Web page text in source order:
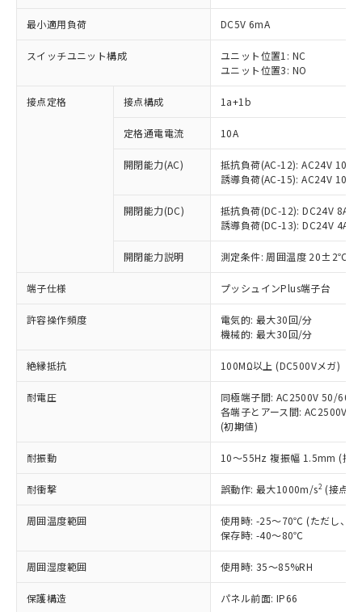
最小適用負荷 DC5V 6mA
スイッチユニット構成
ユニット位置1: NC
ユニット位置3: NO
接点定格 接点構成 1a+1b
定格通電電流 10A
開閉能力(AC)
抵抗負荷(AC-12): AC24V 10A/
誘導負荷(AC-15): AC24V
開閉能力(DC)
抵抗負荷(DC-12): DC24V 8A/
誘導負荷(DC-13): DC24V 4A/
開閉能力説明 測定条件: 周囲温度 20±2℃、
端子仕様 プッシュインPlus端子台
許容操作頻度
電気的: 最大30回/分
機械的: 最大30回/分
絶縁抵抗 100MΩ以上 (DC500Vメガ)
耐電圧
同極端子間: AC2500V 50/
各端子とアース間: AC2500V
(初期値)
耐振動 10～55Hz 複振幅 1.5mm (接
耐衝撃 誤動作: 最大1000m/s2 (接点
周囲温度範囲
使用時: -25～70℃ (ただし、氷
保存時: -40～80℃
周囲湿度範囲 使用時: 35～85%RH
保護構造 パネル前面: IP66
ご利用条件
以下の条件をお読みいただき、同意のうえ
ご利用ください。
本サービスは、当社制御機器事業取扱
商品の当社在庫状況および標準価格
(税抜)を提供させていただくもので
本サービスの対象外となる商品もある
ことをご了承ください。
在庫状況および標準価格照会結果は、
記載している更新日時点での社内デー
タに基づき作成されるものであり、閲
覧された時点での実際の在庫および標
準価格とは異なる場合があることをご
※1 対応状況
対応済み：EU RoHS指令（10物質）の
非含有に対応した製品が提供可能な商品で
対応予定：EU RoHS指令（10物質）の非含
有に対応した製品に切り替える予定のある
商品です。
対応予定なし：EU RoHS指令（10物質）の
非含有に非対応の商品で、対応品を出す予
定はありません。
調査・確認中：EU RoHS指令（10物質）の
非含有の対応状況を調査中または確認中の
非該当品：ライセンス料など無形物で、有
害物質有無と関係のない商品です。
仕入先様の事情により、非含有部品として
いたものが、含有品と判明した場合などや
ミウム(Cd) 100ppm以下、
六価クロム(Cr(Ⅵ)) 1000ppm以下、ポリ臭化ビフェニル
類(PBB) 1000ppm以下、ポリ臭化ジフェニルエーテル類
(PBDE) 1000ppm以下、フタル酸ビス(2-エチルヘキシ
「○」：最大均質材料含有率が中国RoHSの
基準値以下であることを示します。
「×」：最大均質材料含有率が中国RoHSの
基準値を超えていることを示します。
「－」：未確認です。当社販売部門へお問
い合わせください。
Pb(鉛) :1000ppm、 Hg(水銀) : 1000ppm、 Cd(カドミウ
Cr(Ⅵ)(六価クロム) : 1000ppm、 PBBs(ポリ臭化ビフェ
当社は、これら貴社製品のうち、外国
為替および外国貿易法に定める商品
（以下｢規制貨物等」という）を輸出
または国外への提供する場合は、日本
国政府の輸出許可(または役務取引許
可)を取得するなどの必要な手続きを
号